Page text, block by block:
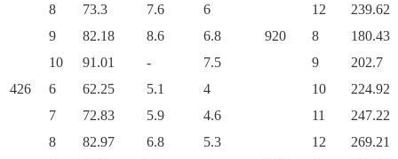
8
73.3 7.6 6 12
239.62
9
82.18 8.6 6.8 920 8
180.43
10
91.01 - 7.5 9
202.7
426
6 62.25 5.1 4 10
224.92
7
72.83 5.9 4.6 11
247.22
8
82.97 6.8 5.3 12
269.21